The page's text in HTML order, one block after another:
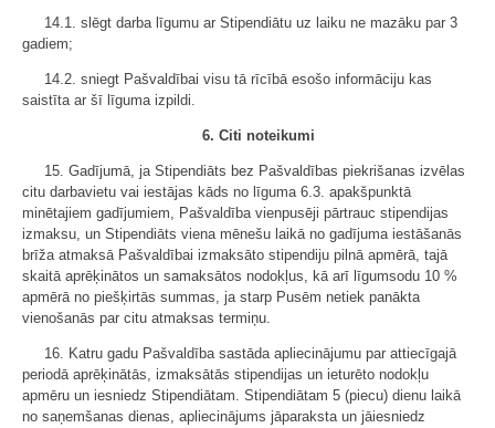
14.1. slēgt darba līgumu ar Stipendiātu uz laiku ne mazāku par 3
gadiem;
14.2. sniegt Pašvaldībai visu tā rīcībā esošo informāciju kas
saistīta ar šī līguma izpildi.
6. Citi noteikumi
15. Gadījumā, ja Stipendiāts bez Pašvaldības piekrišanas izvēlas
citu darbavietu vai iestājas kāds no līguma 6.3. apakšpunktā
minētajiem gadījumiem, Pašvaldība vienpusēji pārtrauc stipendijas
izmaksu, un Stipendiāts viena mēnešu laikā no gadījuma iestāšanās
brīža atmaksā Pašvaldībai izmaksāto stipendiju pilnā apmērā, tajā
skaitā aprēķinātos un samaksātos nodokļus, kā arī līgumsodu 10 %
apmērā no piešķirtās summas, ja starp Pusēm netiek panākta
vienošanās par citu atmaksas termiņu.
16. Katru gadu Pašvaldība sastāda apliecinājumu par attiecīgajā
periodā aprēķinātās, izmaksātās stipendijas un ieturēto nodokļu
apmēru un iesniedz Stipendiātam. Stipendiātam 5 (piecu) dienu laikā
no saņemšanas dienas, apliecinājums jāparaksta un jāiesniedz